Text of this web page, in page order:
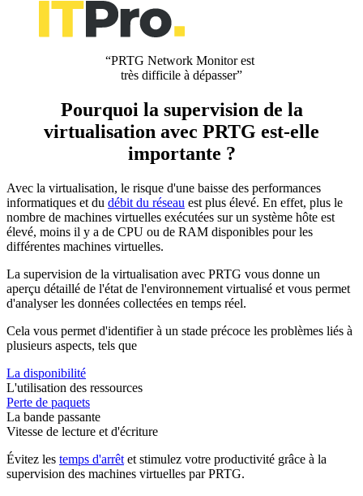
“PRTG Network Monitor est
très difficile à dépasser”
Pourquoi la supervision de la
virtualisation avec PRTG est-elle
importante ?
Avec la virtualisation, le risque d'une baisse des performances
informatiques et du débit du réseau est plus élevé. En effet, plus le
nombre de machines virtuelles exécutées sur un système hôte est
élevé, moins il y a de CPU ou de RAM disponibles pour les
différentes machines virtuelles.
La supervision de la virtualisation avec PRTG vous donne un
aperçu détaillé de l'état de l'environnement virtualisé et vous permet
d'analyser les données collectées en temps réel.
Cela vous permet d'identifier à un stade précoce les problèmes liés à
plusieurs aspects, tels que
La disponibilité
L'utilisation des ressources
Perte de paquets
La bande passante
Vitesse de lecture et d'écriture
Évitez les temps d'arrêt et stimulez votre productivité grâce à la
supervision des machines virtuelles par PRTG.